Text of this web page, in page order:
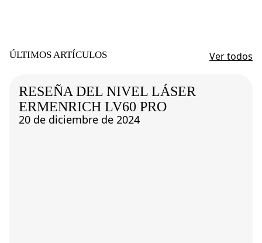
ÚLTIMOS ARTÍCULOS Ver todos